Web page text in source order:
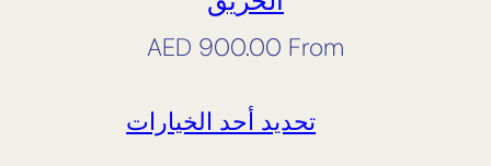
From
AED 900.00
تحديد أحد الخيارات